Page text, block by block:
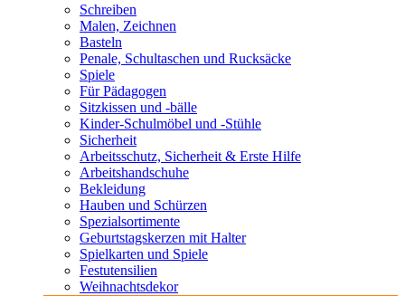
Schreiben
Malen, Zeichnen
Basteln
Penale, Schultaschen und Rucksäcke
Spiele
Für Pädagogen
Sitzkissen und -bälle
Kinder-Schulmöbel und -Stühle
Sicherheit
Arbeitsschutz, Sicherheit & Erste Hilfe
Arbeitshandschuhe
Bekleidung
Hauben und Schürzen
Spezialsortimente
Geburtstagskerzen mit Halter
Spielkarten und Spiele
Festutensilien
Weihnachtsdekor